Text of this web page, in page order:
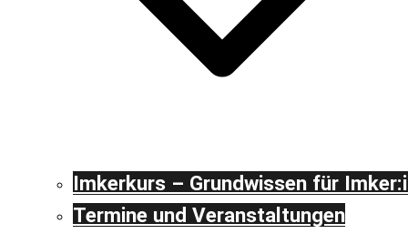
Imkerkurs – Grundwissen für
Termine und Veranstaltungen